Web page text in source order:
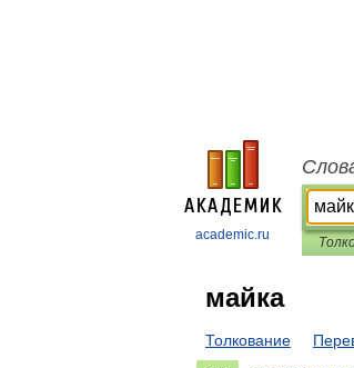
academic.ru
майка
Толкование